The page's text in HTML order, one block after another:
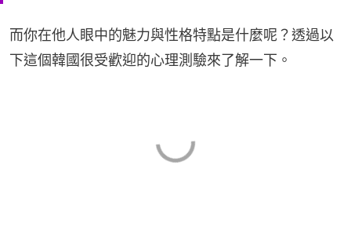
而你在他人眼中的魅力與性格特點是什麼呢？透過以
下這個韓國很受歡迎的心理測驗來了解一下。